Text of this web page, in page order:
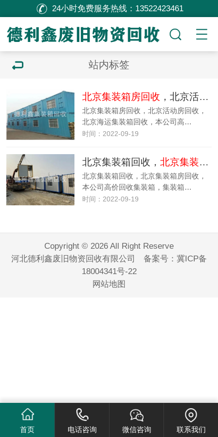
24小时免费服务热线： 13522423461
站内标签
北京集装箱房回收 ，北京活动房回收，北京海运集装箱回收
北京集装箱房回收，北京活动房回收，
北京海运集装箱回收，本公司高…
时间：2022-09-19
北京集装箱回收， 北京集装箱房回收
北京集装箱回收，北京集装箱房回收，
本公司高价回收集装箱，集装箱…
时间：2022-09-19
Copyright © 2026 All Right Reserve
河北德利鑫废旧物资回收有限公司 备案号： 冀ICP备
18004341号-22
网站地图
首页 电话咨询 微信咨询 联系我们